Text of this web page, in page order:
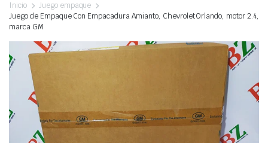
Inicio
Juego empaque
Juego de Empaque Con Empacadura Amianto, Chevrolet Orlando, motor 2.4,
marca GM